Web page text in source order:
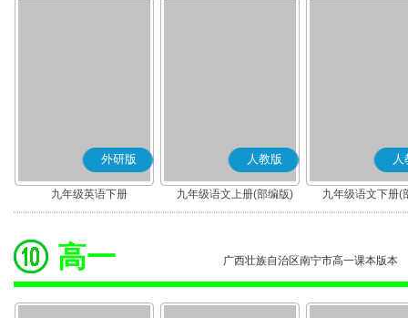
外研版
九年级英语下册
人教版
九年级语文上册(部编版)
人
九年级语文下册(
高一 广西壮族自治区南宁市高一课本版本